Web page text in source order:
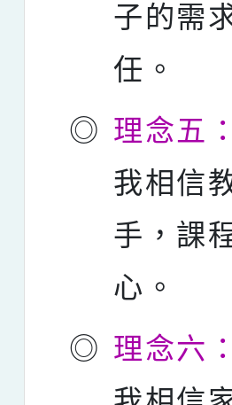
子的需
任。
◎ 理念五：
我相信
手，課
心。
◎ 理念六：